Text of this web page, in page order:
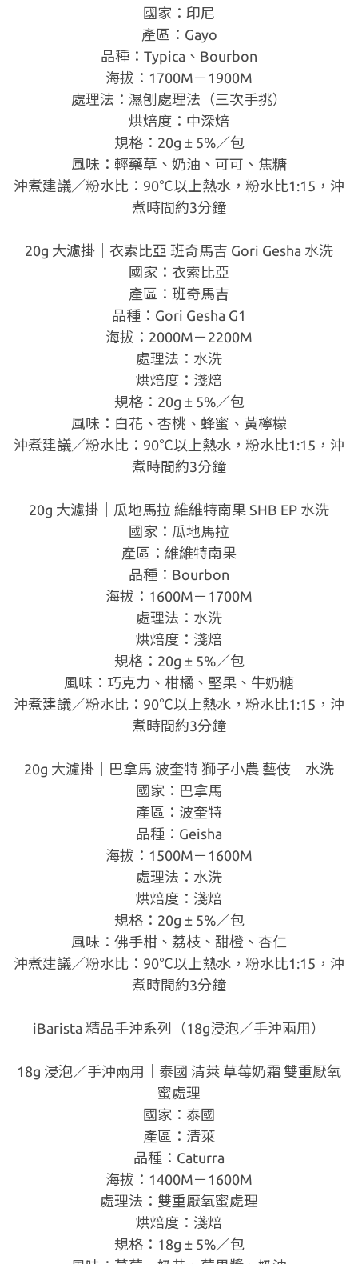
國家：印尼
產區：Gayo
品種：Typica、Bourbon
海拔：1700M－1900M
處理法：濕刨處理法（三次手挑）
烘焙度：中深焙
規格：20g ± 5%／包
風味：輕藥草、奶油、可可、焦糖
沖煮建議／粉水比：90℃以上熱水，粉水比1:15，沖
煮時間約3分鐘
20g 大濾掛｜衣索比亞 班奇馬吉 Gori Gesha 水洗
國家：衣索比亞
產區：班奇馬吉
品種：Gori Gesha G1
海拔：2000M－2200M
處理法：水洗
烘焙度：淺焙
規格：20g ± 5%／包
風味：白花、杏桃、蜂蜜、黃檸檬
沖煮建議／粉水比：90℃以上熱水，粉水比1:15，沖
煮時間約3分鐘
20g 大濾掛｜瓜地馬拉 維維特南果 SHB EP 水洗
國家：瓜地馬拉
產區：維維特南果
品種：Bourbon
海拔：1600M－1700M
處理法：水洗
烘焙度：淺焙
規格：20g ± 5%／包
風味：巧克力、柑橘、堅果、牛奶糖
沖煮建議／粉水比：90℃以上熱水，粉水比1:15，沖
煮時間約3分鐘
20g 大濾掛｜巴拿馬 波奎特 獅子小農 藝伎 水洗
國家：巴拿馬
產區：波奎特
品種：Geisha
海拔：1500M－1600M
處理法：水洗
烘焙度：淺焙
規格：20g ± 5%／包
風味：佛手柑、荔枝、甜橙、杏仁
沖煮建議／粉水比：90℃以上熱水，粉水比1:15，沖
煮時間約3分鐘
iBarista 精品手沖系列（18g浸泡／手沖兩用）
18g 浸泡／手沖兩用｜泰國 清萊 草莓奶霜 雙重厭氧
蜜處理
國家：泰國
產區：清萊
品種：Caturra
海拔：1400M－1600M
處理法：雙重厭氧蜜處理
烘焙度：淺焙
規格：18g ± 5%／包